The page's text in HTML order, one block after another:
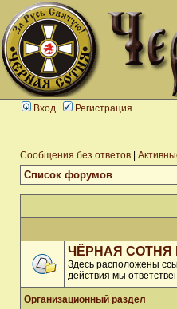
Вход Регистрация
Сообщения без ответов
Список форумов
ЧЁРНАЯ СОТНЯ
Здесь расположены
действия мы
Организационный раздел